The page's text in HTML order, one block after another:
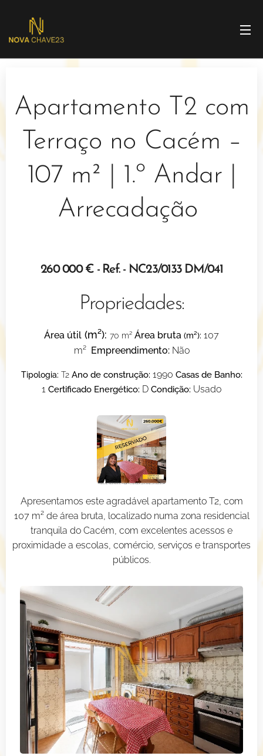
Apartamento T2 com
Terraço no Cacém –
107 m² | 1.º Andar |
Arrecadação
260 000 € - Ref. - NC23/0133 DM/041
Propriedades:
Área útil (m²): 70 m² Área bruta (m²): 107
m² Empreendimento: Não
Tipologia: T2 Ano de construção: 1990 Casas de Banho:
1 Certificado Energético: D Condição: Usado
Apresentamos este agradável apartamento T2, com
107 m² de área bruta, localizado numa zona residencial
tranquila do Cacém, com excelentes acessos e
proximidade a escolas, comércio, serviços e transportes
públicos.